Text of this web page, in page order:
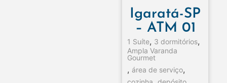
Igaratá-SP
– ATM 01
1 Suíte, 3 dormitórios,
Ampla Varanda
Gourmet
, área de serviço,